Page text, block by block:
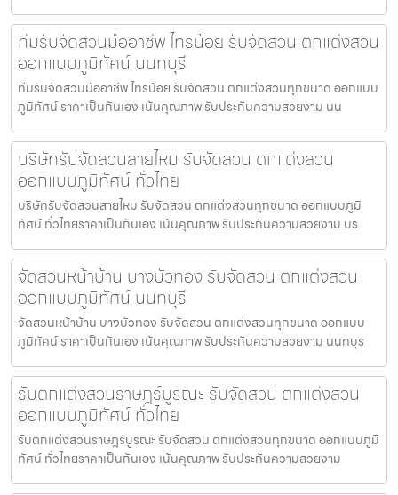
ทีมรับจัดสวนมืออาชีพ ไทรน้อย รับจัดสวน ตกแต่งสวน
ออกแบบภูมิทัศน์ นนทบุรี
ทีมรับจัดสวนมืออาชีพ ไทรน้อย รับจัดสวน ตกแต่งสวนทุกขนาด ออกแบบ
ภูมิทัศน์ ราคาเป็นกันเอง เน้นคุณภาพ รับประกันความสวยงาม นน
บริษัทรับจัดสวนสายไหม รับจัดสวน ตกแต่งสวน
ออกแบบภูมิทัศน์ ทั่วไทย
บริษัทรับจัดสวนสายไหม รับจัดสวน ตกแต่งสวนทุกขนาด ออกแบบภูมิ
ทัศน์ ทั่วไทยราคาเป็นกันเอง เน้นคุณภาพ รับประกันความสวยงาม บร
จัดสวนหน้าบ้าน บางบัวทอง รับจัดสวน ตกแต่งสวน
ออกแบบภูมิทัศน์ นนทบุรี
จัดสวนหน้าบ้าน บางบัวทอง รับจัดสวน ตกแต่งสวนทุกขนาด ออกแบบ
ภูมิทัศน์ ราคาเป็นกันเอง เน้นคุณภาพ รับประกันความสวยงาม นนทบุร
รับตกแต่งสวนราษฎร์บูรณะ รับจัดสวน ตกแต่งสวน
ออกแบบภูมิทัศน์ ทั่วไทย
รับตกแต่งสวนราษฎร์บูรณะ รับจัดสวน ตกแต่งสวนทุกขนาด ออกแบบภูมิ
ทัศน์ ทั่วไทยราคาเป็นกันเอง เน้นคุณภาพ รับประกันความสวยงาม